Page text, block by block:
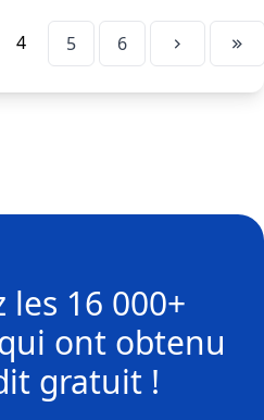
4 5 6
les 16 000+
ont obtenu
gratuit !